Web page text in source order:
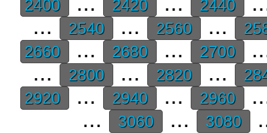
2400
2420 2440
...
2540 ... 2560 ...
2660
... 2680 ... 2700
...
2800 ... 2820 ...
2920
... 2940 ... 2960
...
3060 ... 3080